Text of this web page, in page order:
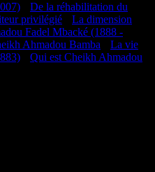
De la réhabilitation du
privilégié
La dimension
Fadel Mbacké (1888 -
Ahmadou Bamba
La vie
Qui est Cheikh Ahmadou